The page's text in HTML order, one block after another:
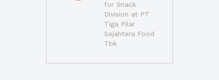
for Snack
Division at PT
Tiga Pilar
Sejahtera Food
Tbk